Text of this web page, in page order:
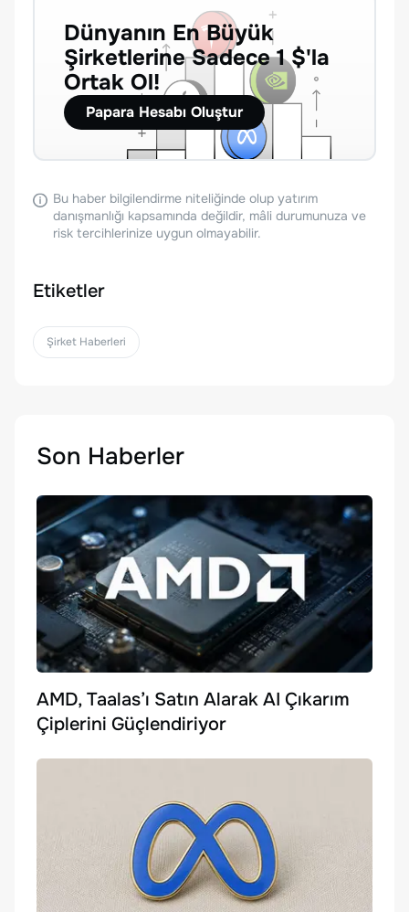
Dünyanın En Büyük
Şirketlerine Sadece 1 $'la
Ortak Ol!
Papara Hesabı Oluştur
Bu haber bilgilendirme niteliğinde olup yatırım
danışmanlığı kapsamında değildir, mâli durumunuza ve
risk tercihlerinize uygun olmayabilir.
Etiketler
Şirket Haberleri
Son Haberler
AMD, Taalas’ı Satın Alarak AI Çıkarım
Çiplerini Güçlendiriyor